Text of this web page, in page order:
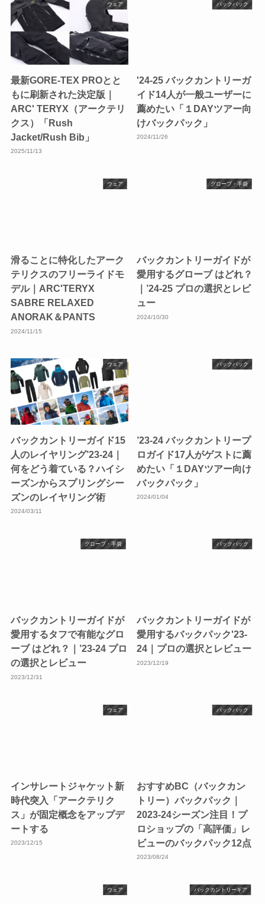
ウェア
最新GORE-TEX PROとと
もに刷新された決定版｜
ARC' TERYX（アークテリ
クス）「Rush
Jacket/Rush Bib」
2025/11/13
バックパック
'24-25 バックカントリーガ
イド14人が一般ユーザーに
薦めたい「１DAYツアー向
けバックパック」
2024/11/26
ウェア
滑ることに特化したアーク
テリクスのフリーライドモ
デル｜ARC'TERYX
SABRE RELAXED
ANORAK＆PANTS
2024/11/15
グローブ・手袋
バックカントリーガイドが
愛用するグローブ はどれ？
｜’24-25 プロの選択とレビ
ュー
2024/10/30
ウェア
バックカントリーガイド15
人のレイヤリング’23-24｜
何をどう着ている？ハイシ
ーズンからスプリングシー
ズンのレイヤリング術
2024/03/11
バックパック
’23-24 バックカントリープ
ロガイド17人がゲストに薦
めたい「１DAYツアー向け
バックパック」
2024/01/04
グローブ・手袋
バックカントリーガイドが
愛用するタフで有能なグロ
ーブ はどれ？｜’23-24 プロ
の選択とレビュー
2023/12/31
バックパック
バックカントリーガイドが
愛用するバックパック'23-
24｜プロの選択とレビュー
2023/12/19
ウェア
インサレートジャケット新
時代突入「アークテリク
ス」が固定概念をアップデ
ートする
2023/12/15
バックパック
おすすめBC（バックカン
トリー）バックパック｜
2023-24シーズン注目！プ
ロショップの「高評価」レ
ビューのバックパック12点
2023/08/24
ウェア バックカントリーギア